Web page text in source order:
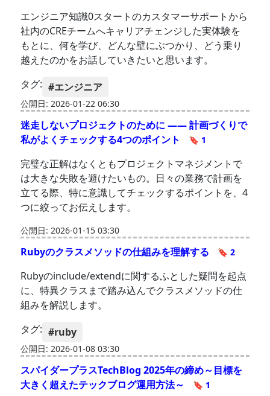
エンジニア知識0スタートのカスタマーサポートから
社内のCREチームへキャリアチェンジした実体験を
もとに、何を学び、どんな壁にぶつかり、どう乗り
越えたのかをお話していきたいと思います。
タグ: #エンジニア
公開日: 2026-01-22 06:30
迷走しないプロジェクトのために —— 計画づくりで
私がよくチェックする4つのポイント
🔖 1
完璧な正解はなくともプロジェクトマネジメントで
は大きな失敗を避けたいもの。日々の業務で計画を
立てる際、特に意識してチェックするポイントを、4
つに絞ってお伝えします。
公開日: 2026-01-15 03:30
Rubyのクラスメソッドの仕組みを理解する 🔖 2
Rubyのinclude/extendに関するふとした疑問を起点
に、特異クラスまで踏み込んでクラスメソッドの仕
組みを解説します。
タグ: #ruby
公開日: 2026-01-08 03:30
スパイダープラスTechBlog 2025年の締め～目標を
大きく超えたテックブログ運用方法～
🔖 1